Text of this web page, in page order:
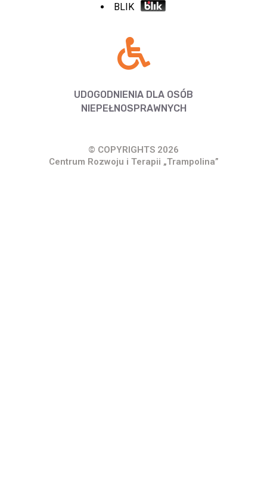
BLIK
UDOGODNIENIA DLA OSÓB
NIEPEŁNOSPRAWNYCH
© COPYRIGHTS 2026
Centrum Rozwoju i Terapii „Trampolina”